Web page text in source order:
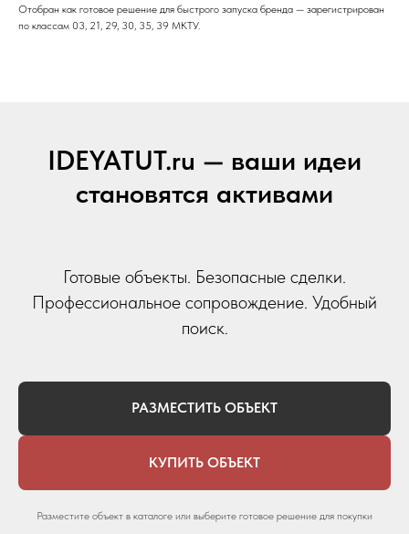
Отобран как готовое решение для быстрого запуска бренда — зарегистрирован
по классам 03, 21, 29, 30, 35, 39 МКТУ.
IDEYATUT.ru — ваши идеи
становятся активами
Готовые объекты. Безопасные сделки.
Профессиональное сопровождение. Удобный
поиск.
РАЗМЕСТИТЬ ОБЪЕКТ
КУПИТЬ ОБЪЕКТ
Разместите объект в каталоге или выберите готовое решение для покупки